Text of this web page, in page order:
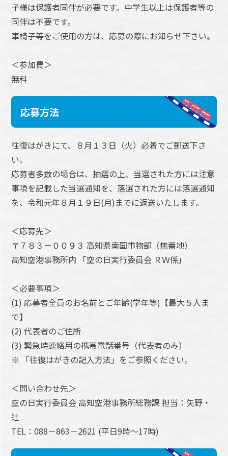
子様は保護者同伴が必要です。中学生以上は保護者等の
同伴は不要です。
車椅子等をご使用の方は、応募の際にお知らせ下さい。
＜参加費＞
無料
応募方法
往復はがきにて、８月１３日（火）必着でご郵送下さ
い。
応募者多数の場合は、抽選の上、当選された方には注意
事項を記載した当選通知を、落選された方には落選通知
を、令和元年８月１９日(月)までに返送いたします。
＜応募先＞
〒７８３－００９３ 高知県南国市物部（無番地）
高知空港事務所内 「空の日実行委員会 ＲＷ係」
＜必要事項＞
(1) 応募者全員のお名前とご年齢(学年等)【最大５人ま
で】
(2) 代表者のご住所
(3) 緊急時連絡用の携帯電話番号（代表者のみ）
※ 「往復はがきの記入方法」をご参照ください。
＜問い合わせ先＞
空の日実行委員会 高知空港事務所総務課 担当：矢野・
辻
TEL：088－863－2621 (平日9時～17時)